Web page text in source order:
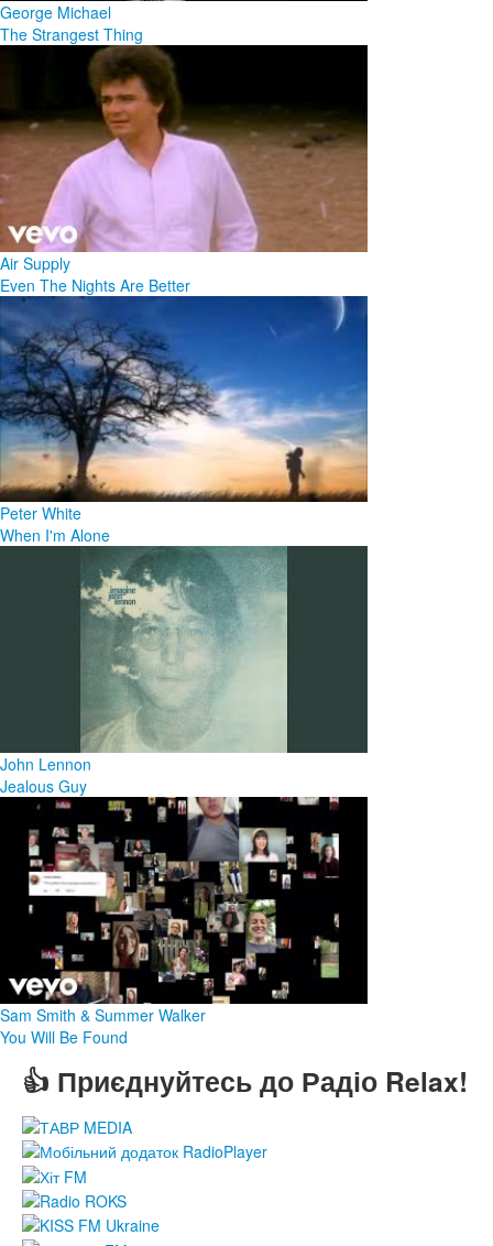
George Michael
The Strangest Thing
Air Supply
Even The Nights Are Better
Peter White
When I'm Alone
John Lennon
Jealous Guy
Sam Smith & Summer Walker
You Will Be Found
👍 Приєднуйтесь до Радіо Relax!